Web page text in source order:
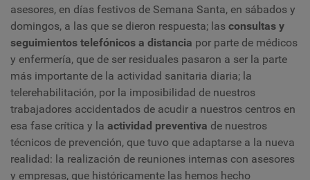
asesores, en días festivos de Semana Santa, en sábados y
domingos, a las que se dieron respuesta; las consultas y
seguimientos telefónicos a distancia por parte de médicos
y enfermería, que de ser residuales pasaron a ser la parte
más importante de la actividad sanitaria diaria; la
telerehabilitación, por la imposibilidad de nuestros
trabajadores accidentados de acudir a nuestros centros en
esa fase crítica y la actividad preventiva de nuestros
técnicos de prevención, que tuvo que adaptarse a la nueva
realidad: la realización de reuniones internas con asesores
y empresas, que históricamente las hemos hecho